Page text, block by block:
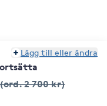
Lägg till eller ändra
2 700 kr)